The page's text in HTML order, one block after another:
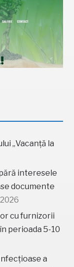
„Vacanță la
interesele
documente
cu furnizorii
perioada 5-10
a